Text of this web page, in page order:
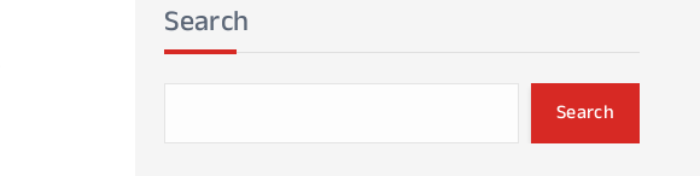
Search
Search